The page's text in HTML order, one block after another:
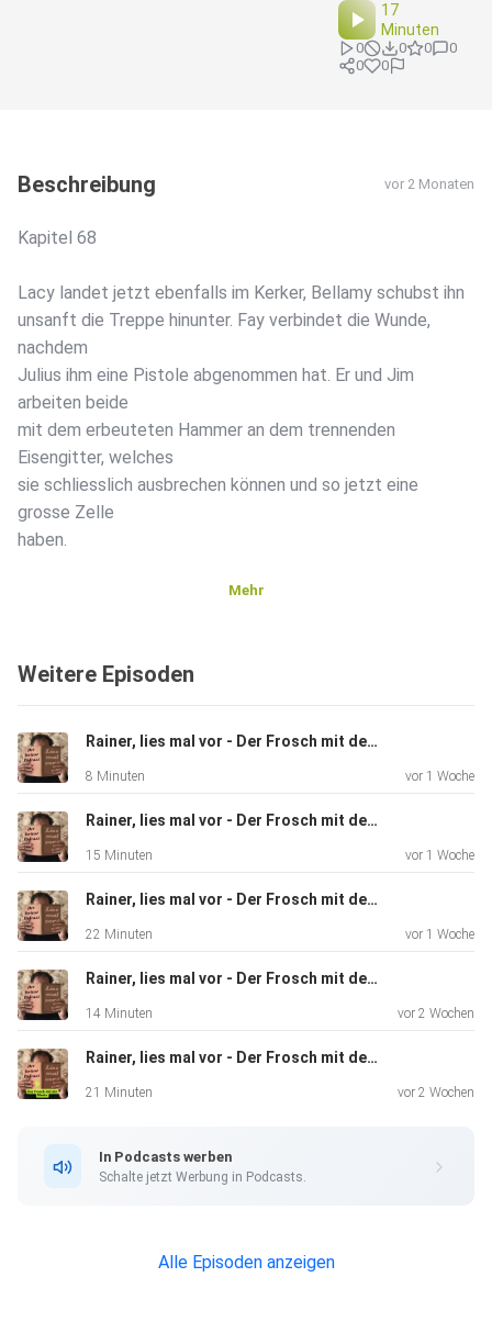
17
Minuten
0 0 0
0
0
0
Beschreibung vor 2 Monaten
Kapitel 68
Lacy landet jetzt ebenfalls im Kerker, Bellamy schubst ihn
unsanft die Treppe hinunter. Fay verbindet die Wunde,
nachdem
Julius ihm eine Pistole abgenommen hat. Er und Jim
arbeiten beide
mit dem erbeuteten Hammer an dem trennenden
Eisengitter, welches
sie schliesslich ausbrechen können und so jetzt eine
grosse Zelle
haben.
Coworking Space Rayaworx, Santanyí, Mallorca.
Mehr
Weitere Episoden
Rainer, lies mal vor - Der Frosch mit der Maske - Kapitel 22
8 Minuten vor 1 Woche
Rainer, lies mal vor - Der Frosch mit der Maske - Kapitel 21
15 Minuten vor 1 Woche
Rainer, lies mal vor - Der Frosch mit der Maske - Kapitel 20
22 Minuten vor 1 Woche
Rainer, lies mal vor - Der Frosch mit der Maske - Kapitel 19
14 Minuten vor 2 Wochen
Rainer, lies mal vor - Der Frosch mit der Maske - Kapitel 18
21 Minuten vor 2 Wochen
In Podcasts werben
Schalte jetzt Werbung in Podcasts.
Alle Episoden anzeigen